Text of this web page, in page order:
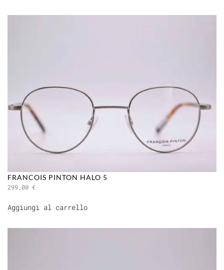
FRANCOIS PINTON HALO 5
299,00 €
Aggiungi al carrello